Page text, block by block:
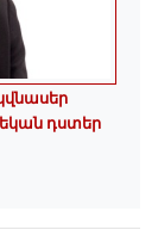
դստեր